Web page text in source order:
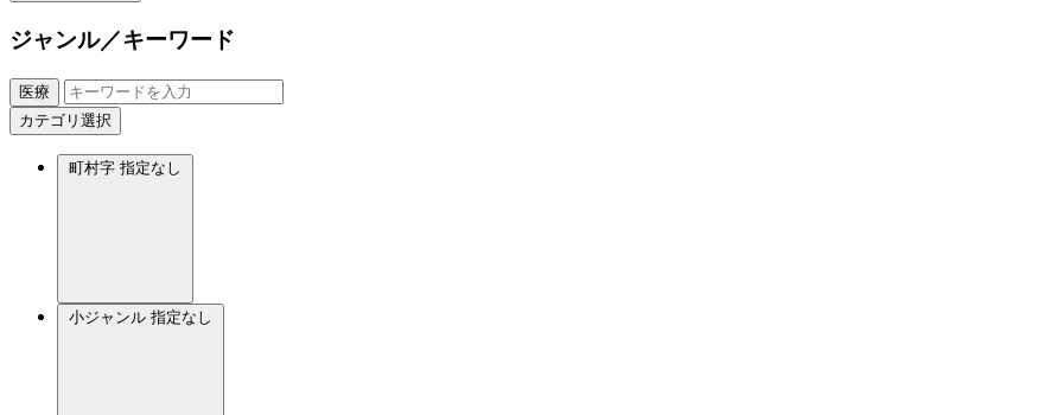
ジャンル／キーワード
医療
カテゴリ選択
町村字 指定なし
小ジャンル 指定なし